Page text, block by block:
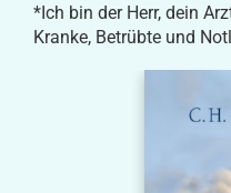
*Ich bin der Herr, dein
Kranke, Betrübte und